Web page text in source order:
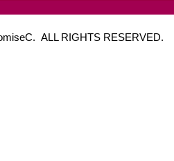
ALL RIGHTS RESERVED.